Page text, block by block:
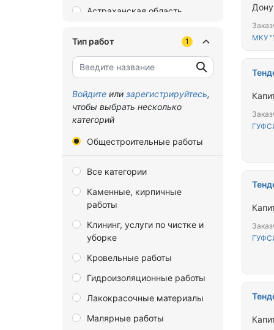
Астраханская область
Брянская область
Владимирская область
Волгоградская область
Донецкая Народная
Еврейская автономная
Забайкальский край
Запорожская область
Ивановская область
Иркутская область
Калининградская область
Тип работ 1
Войдите или зарегистрируйтесь,
чтобы выбрать несколько
категорий
Общестроительные работы
Все категории
Каменные, кирпичные
работы
Клининг, услуги по чистке и
уборке
Кровельные работы
Гидроизоляционные работы
Лакокрасочные материалы
Малярные работы
МКУ